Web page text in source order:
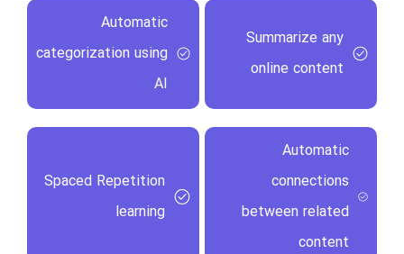
Summarize any
online content
Automatic
categorization using
AI
Automatic
connections
between related
content
Spaced Repetition
learning